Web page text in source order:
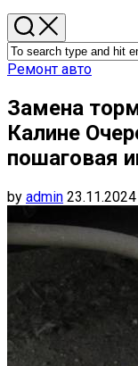
Ремонт авто
Замена
Калине
пошаговая
by admin 23.11.2024